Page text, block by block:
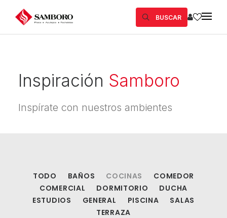
BUSCAR
Inspiración Samboro
Inspírate con nuestros ambientes
TODO BAÑOS COCINAS
COMEDOR
COMERCIAL
DORMITORIO
DUCHA
ESTUDIOS
GENERAL PISCINA
SALAS
TERRAZA